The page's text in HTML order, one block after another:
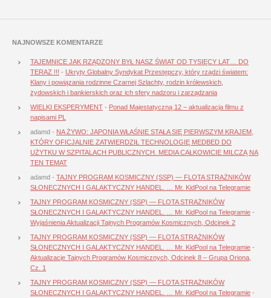
NAJNOWSZE KOMENTARZE
TAJEMNICE JAK RZĄDZONY BYŁ NASZ ŚWIAT OD TYSIĘCY LAT… DO
TERAZ !!! - Ukryty Globalny Syndykat Przestępczy, który rządzi światem:
Klany i powiązania rodzinne Czarnej Szlachty, rodzin królewskich,
żydowskich i bankierskich oraz ich sfery nadzoru i zarządzania
WIELKI EKSPERYMENT - Ponad Majestatyczną 12 – aktualizacja filmu z
napisami PL
adamd - NA ŻYWO: JAPONIA WŁAŚNIE STAŁA SIĘ PIERWSZYM KRAJEM,
KTÓRY OFICJALNIE ZATWIERDZIŁ TECHNOLOGIĘ MEDBED DO
UŻYTKU W SZPITALACH PUBLICZNYCH. MEDIA CAŁKOWICIE MILCZĄ NA
TEN TEMAT
adamd - TAJNY PROGRAM KOSMICZNY (SSP) — FLOTA STRAŻNIKÓW
SŁONECZNYCH I GALAKTYCZNY HANDEL. … Mr. KidPool na Telegramie
TAJNY PROGRAM KOSMICZNY (SSP) — FLOTA STRAŻNIKÓW
SŁONECZNYCH I GALAKTYCZNY HANDEL. … Mr. KidPool na Telegramie -
Wyjaśnienia Aktualizacji Tajnych Programów Kosmicznych, Odcinek 2
TAJNY PROGRAM KOSMICZNY (SSP) — FLOTA STRAŻNIKÓW
SŁONECZNYCH I GALAKTYCZNY HANDEL. … Mr. KidPool na Telegramie -
Aktualizacje Tajnych Programów Kosmicznych, Odcinek 8 – Grupa Oriona,
Cz. 1
TAJNY PROGRAM KOSMICZNY (SSP) — FLOTA STRAŻNIKÓW
SŁONECZNYCH I GALAKTYCZNY HANDEL. … Mr. KidPool na Telegramie -